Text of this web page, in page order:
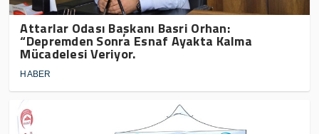
Attarlar Odası Başkanı Basri Orhan:
“Depremden Sonra Esnaf Ayakta Kalma
Mücadelesi Veriyor.
HABER